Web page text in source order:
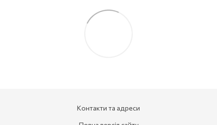
Контакти та адреси